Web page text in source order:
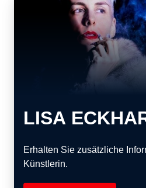
LISA
Erhalten Sie zusätzliche
Künstlerin.